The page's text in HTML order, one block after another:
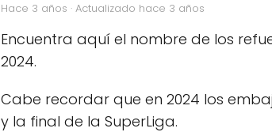
hace 3 años · Actualizado hace 3 años
Encuentra aquí el nombre de los
2024.
Cabe recordar que en 2024 los
y la final de la SuperLiga.